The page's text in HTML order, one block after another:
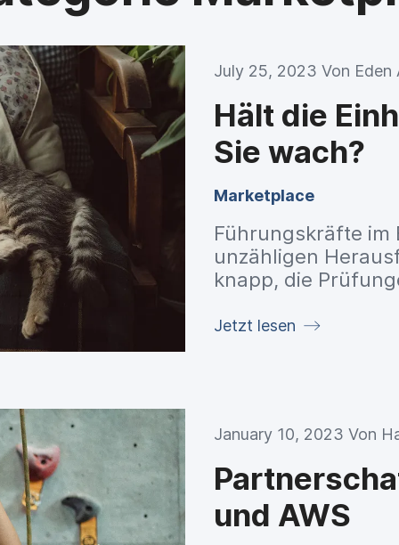
July 25, 2023 Von Eden
Hält die
Sie wach?
Marketplace
Führungskräfte im
unzähligen
knapp, die
die
und die
während Sie ruhig
Jetzt lesen
January 10, 2023 Von
und AWS